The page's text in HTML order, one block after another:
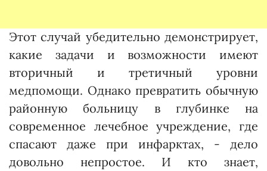
Этот случай убедительно демонстрирует,
какие задачи и возможности имеют
вторичный и третичный уровни
медпомощи. Однако превратить обычную
районную больницу в глубинке на
современное лечебное учреждение, где
спасают даже при инфарктах, - дело
довольно непростое. И кто знает,